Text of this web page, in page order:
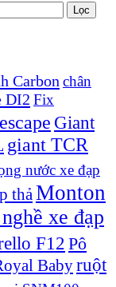
Lọc
Carbon chân
DI2 Fix
Giant
giant TCR
nước xe đạp
thảMonton
xe đạp
F12 Pô
Babyruột